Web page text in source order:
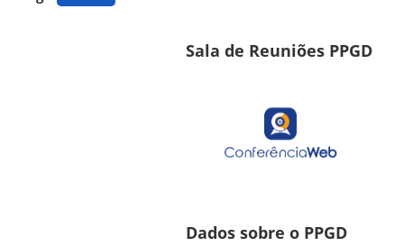
Sala de Reuniões PPGD
Dados sobre o PPGD